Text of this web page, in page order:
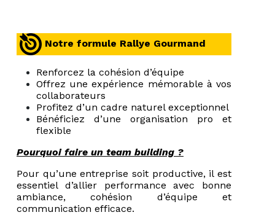
Notre formule Rallye Gourmand
Renforcez la cohésion d’équipe
Offrez une expérience mémorable à vos
collaborateurs
Profitez d’un cadre naturel exceptionnel
Bénéficiez d’une organisation pro et
flexible
Pourquoi faire un team building ?
Pour qu’une entreprise soit productive, il est
essentiel d’allier performance avec bonne
ambiance, cohésion d’équipe et
communication efficace.